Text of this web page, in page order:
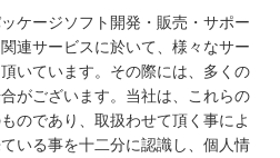
ケージソフト開発・販売・サポー
連サービスに於いて、様々なサー
いています。その際には、多くの
がございます。当社は、これらの
のであり、取扱わせて頂く事によ
いる事を十二分に認識し、個人情